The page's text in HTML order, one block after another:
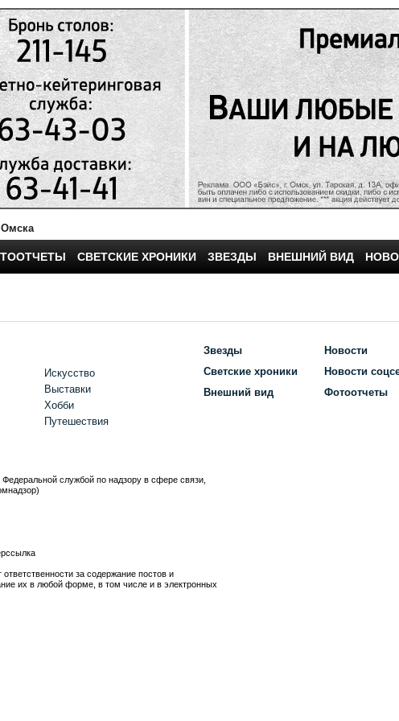
СВЕТСКИЕ ХРОНИКИ ЗВЕЗДЫ ВНЕШНИЙ ВИД
Искусство
Выставки
Хобби
Путешествия
Звезды
Светские хроники
Внешний вид
Новости
Новости
Фотоотчеты
службой по надзору в сфере связи,
за содержание постов и
их в любой форме, в том числе и в электронных